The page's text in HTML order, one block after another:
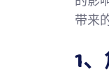
带来
1